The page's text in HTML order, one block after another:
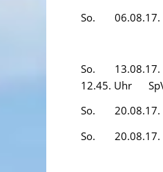
So. 06.08.17.
So. 13.08.17.
12.45. Uhr
So. 20.08.17.
So. 20.08.17.